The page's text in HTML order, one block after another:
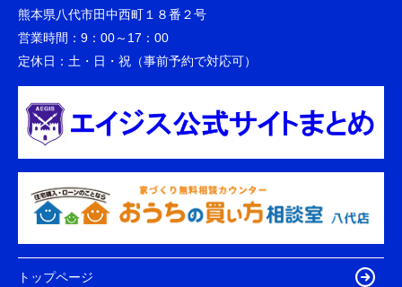
熊本県八代市田中西町１８番２号
営業時間： 9：00～17：00
定休日： 土・日・祝（事前予約で対応可）
トップページ